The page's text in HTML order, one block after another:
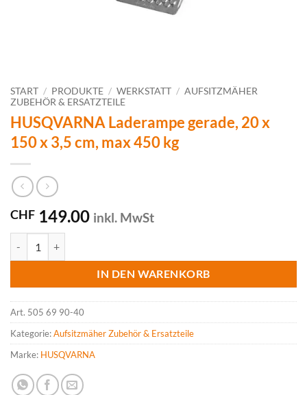
START / PRODUKTE / WERKSTATT / AUFSITZMÄHER
ZUBEHÖR & ERSATZTEILE
HUSQVARNA Laderampe gerade, 20 x
150 x 3,5 cm, max 450 kg
CHF 149.00 inkl. MwSt
IN DEN WARENKORB
Art. 505 69 90-40
Kategorie:Aufsitzmäher Zubehör & Ersatzteile
Marke: HUSQVARNA